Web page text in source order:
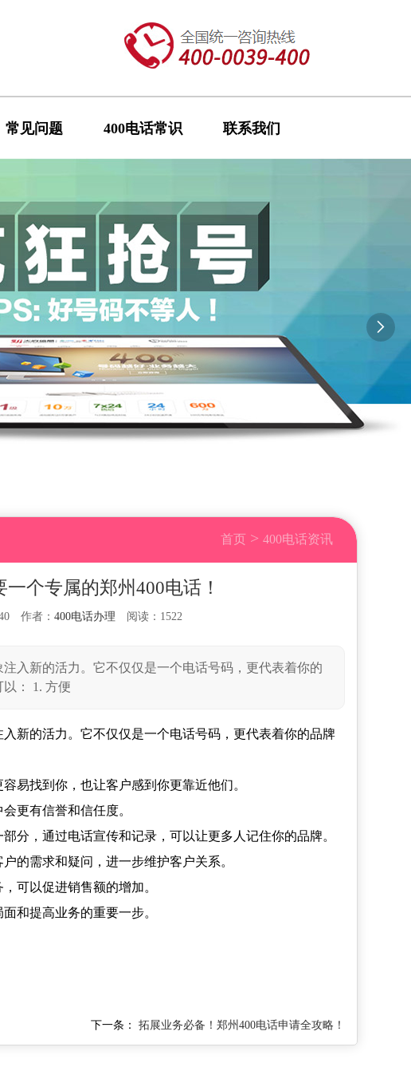
常见问题 400电话常识 联系我们

首页 > 400电话资讯
个专属的郑州400电话！
作者： 400电话办理 阅读：1522
入新的活力。它不仅仅是一个电话号码，更代表着你的
： 1. 方便
新的活力。它不仅仅是一个电话号码，更代表着你的品牌
易找到你，也让客户感到你更靠近他们。
更有信誉和信任度。
分，通过电话宣传和记录，可以让更多人记住你的品牌。
户的需求和疑问，进一步维护客户关系。
可以促进销售额的增加。
和提高业务的重要一步。
下一条： 拓展业务必备！郑州400电话申请全攻略！